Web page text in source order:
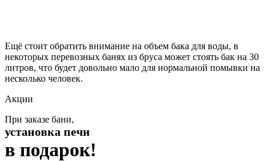
Ещё стоит обратить внимание на объем бака для воды, в
некоторых перевозных банях из бруса может стоять бак на 30
литров, что будет довольно мало для нормальной помывки на
несколько человек.
Акции
При заказе бани,
установка печи
в подарок!